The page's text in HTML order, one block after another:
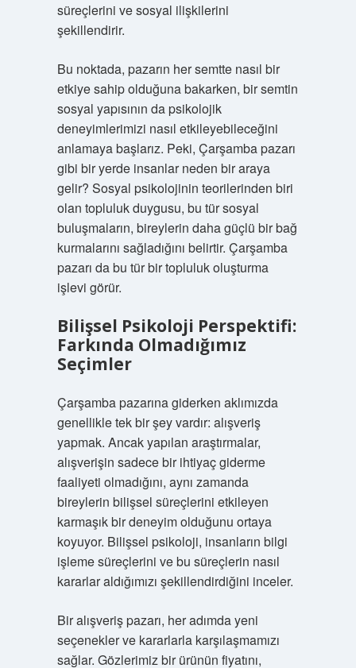
süreçlerini ve sosyal ilişkilerini
şekillendirir.
Bu noktada, pazarın her semtte nasıl bir
etkiye sahip olduğuna bakarken, bir semtin
sosyal yapısının da psikolojik
deneyimlerimizi nasıl etkileyebileceğini
anlamaya başlarız. Peki, Çarşamba pazarı
gibi bir yerde insanlar neden bir araya
gelir? Sosyal psikolojinin teorilerinden biri
olan topluluk duygusu, bu tür sosyal
buluşmaların, bireylerin daha güçlü bir bağ
kurmalarını sağladığını belirtir. Çarşamba
pazarı da bu tür bir topluluk oluşturma
işlevi görür.
Bilişsel Psikoloji Perspektifi:
Farkında Olmadığımız
Seçimler
Çarşamba pazarına giderken aklımızda
genellikle tek bir şey vardır: alışveriş
yapmak. Ancak yapılan araştırmalar,
alışverişin sadece bir ihtiyaç giderme
faaliyeti olmadığını, aynı zamanda
bireylerin bilişsel süreçlerini etkileyen
karmaşık bir deneyim olduğunu ortaya
koyuyor. Bilişsel psikoloji, insanların bilgi
işleme süreçlerini ve bu süreçlerin nasıl
kararlar aldığımızı şekillendirdiğini inceler.
Bir alışveriş pazarı, her adımda yeni
seçenekler ve kararlarla karşılaşmamızı
sağlar. Gözlerimiz bir ürünün fiyatını,